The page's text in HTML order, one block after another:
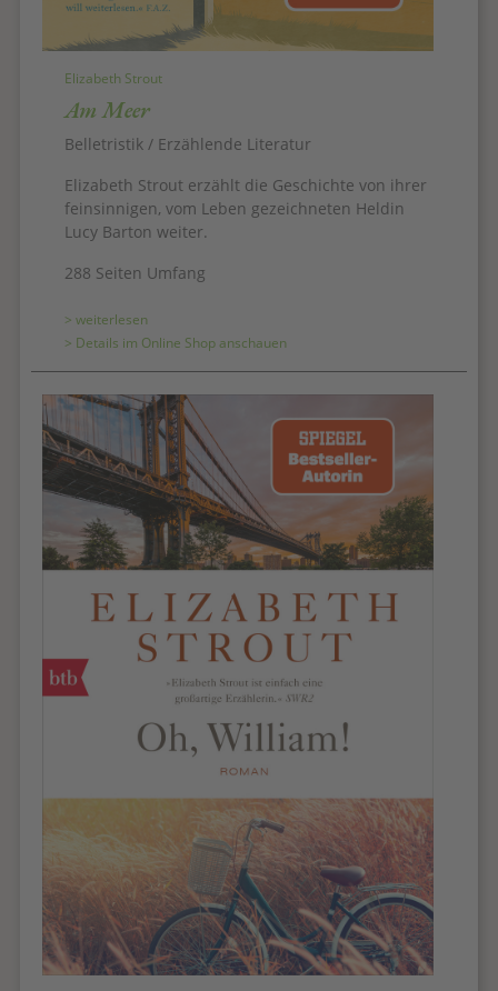
Elizabeth Strout
Am Meer
Belletristik / Erzählende Literatur
Elizabeth Strout erzählt die Geschichte von ihrer
feinsinnigen, vom Leben gezeichneten Heldin
Lucy Barton weiter.
288 Seiten Umfang
> weiterlesen
> Details im Online Shop anschauen